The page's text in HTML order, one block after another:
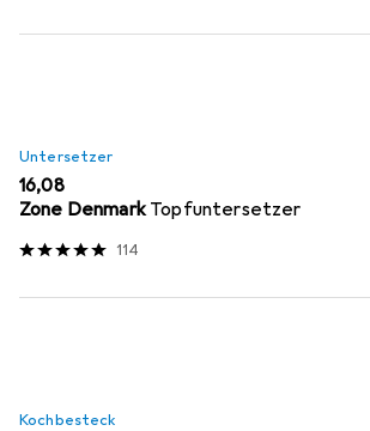
Untersetzer
EUR
16,08
Zone Denmark Topfuntersetzer
114
Kochbesteck